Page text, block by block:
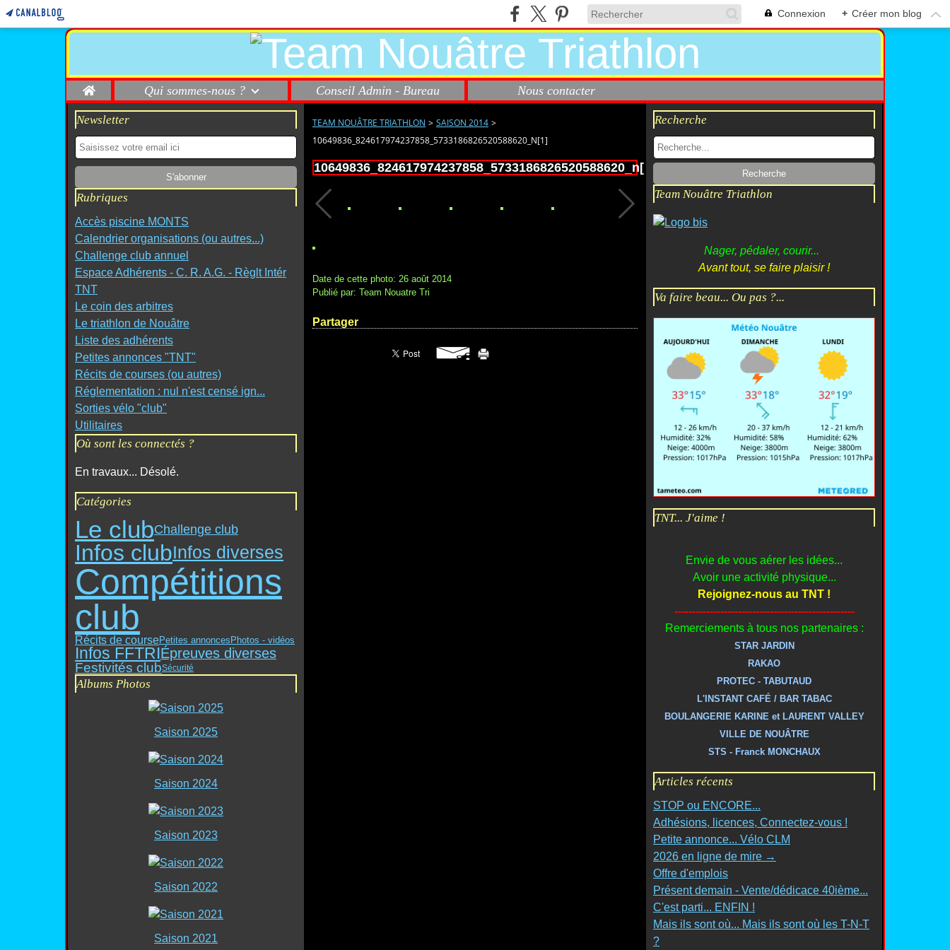
Connexion + Créer mon blog
Home Qui sommes-nous ? Conseil Admin - Bureau Nous contacter
Newsletter
Rubriques
Accès piscine MONTS
Calendrier organisations (ou autres...)
Challenge club annuel
Espace Adhérents - C. R. A.G. - Règlt Intér
TNT
Le coin des arbitres
Le triathlon de Nouâtre
Liste des adhérents
Petites annonces "TNT"
Récits de courses (ou autres)
Réglementation : nul n'est censé ign...
Sorties vélo "club"
Utilitaires
Où sont les connectés ?
En travaux... Désolé.
Catégories
Le clubChallenge club
Infos clubInfos diverses
Compétitions
club
Récits de coursePetites annonces Photos - vidéos
Infos FFTRIÉpreuves diverses
Festivités clubSécurité
Albums Photos
Saison 2025
Saison 2024
Saison 2023
Saison 2022
Saison 2021
TEAM NOUÂTRE TRIATHLON > SAISON 2014 >
10649836_824617974237858_5733186826520588620_N[1]
10649836_824617974237858_5733186826520588620_n[1]
Date de cette photo: 26 août 2014
Publié par: Team Nouatre Tri
Partager
Recherche
Team Nouâtre Triathlon
Nager, pédaler, courir...
Avant tout, se faire plaisir !
Va faire beau... Ou pas ?...
TNT... J'aime !
Envie de vous aérer les idées...
Avoir une activité physique...
Rejoignez-nous au TNT !
---------------------------------------------------
Remerciements à tous nos partenaires :
STAR JARDIN
RAKAO
PROTEC - TABUTAUD
L'INSTANT CAFÉ / BAR TABAC
BOULANGERIE KARINE et LAURENT VALLEY
VILLE DE NOUÂTRE
STS - Franck MONCHAUX
Articles récents
STOP ou ENCORE...
Adhésions, licences, Connectez-vous !
Petite annonce... Vélo CLM
2026 en ligne de mire →
Offre d'emplois
Présent demain - Vente/dédicace 40ième...
C'est parti... ENFIN !
Mais ils sont où... Mais ils sont où les T-N-T
?